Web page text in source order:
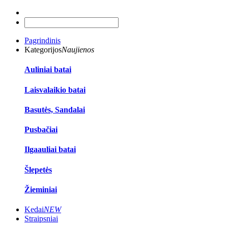
Pagrindinis
KategorijosNaujienos
Auliniai batai
Laisvalaikio batai
Basutės, Sandalai
Pusbačiai
Ilgaauliai batai
Šlepetės
Žieminiai
KedaiNEW
Straipsniai